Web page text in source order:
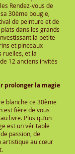
Rendez-vous de
30ème bougie,
de peinture et de
dans les grands
la petite
et pinceaux
ruelles, et la
12 anciens invités
prolonger la magie
blanche ce 30ème
est fière de vous
livre. Plus qu’un
est un véritable
passion, de
artistique au cœur